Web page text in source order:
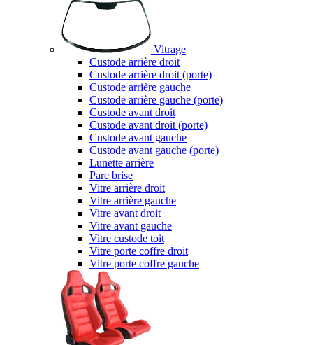
Vitrage
Custode arrière droit
Custode arrière droit (porte)
Custode arrière gauche
Custode arrière gauche (porte)
Custode avant droit
Custode avant droit (porte)
Custode avant gauche
Custode avant gauche (porte)
Lunette arrière
Pare brise
Vitre arrière droit
Vitre arrière gauche
Vitre avant droit
Vitre avant gauche
Vitre custode toit
Vitre porte coffre droit
Vitre porte coffre gauche